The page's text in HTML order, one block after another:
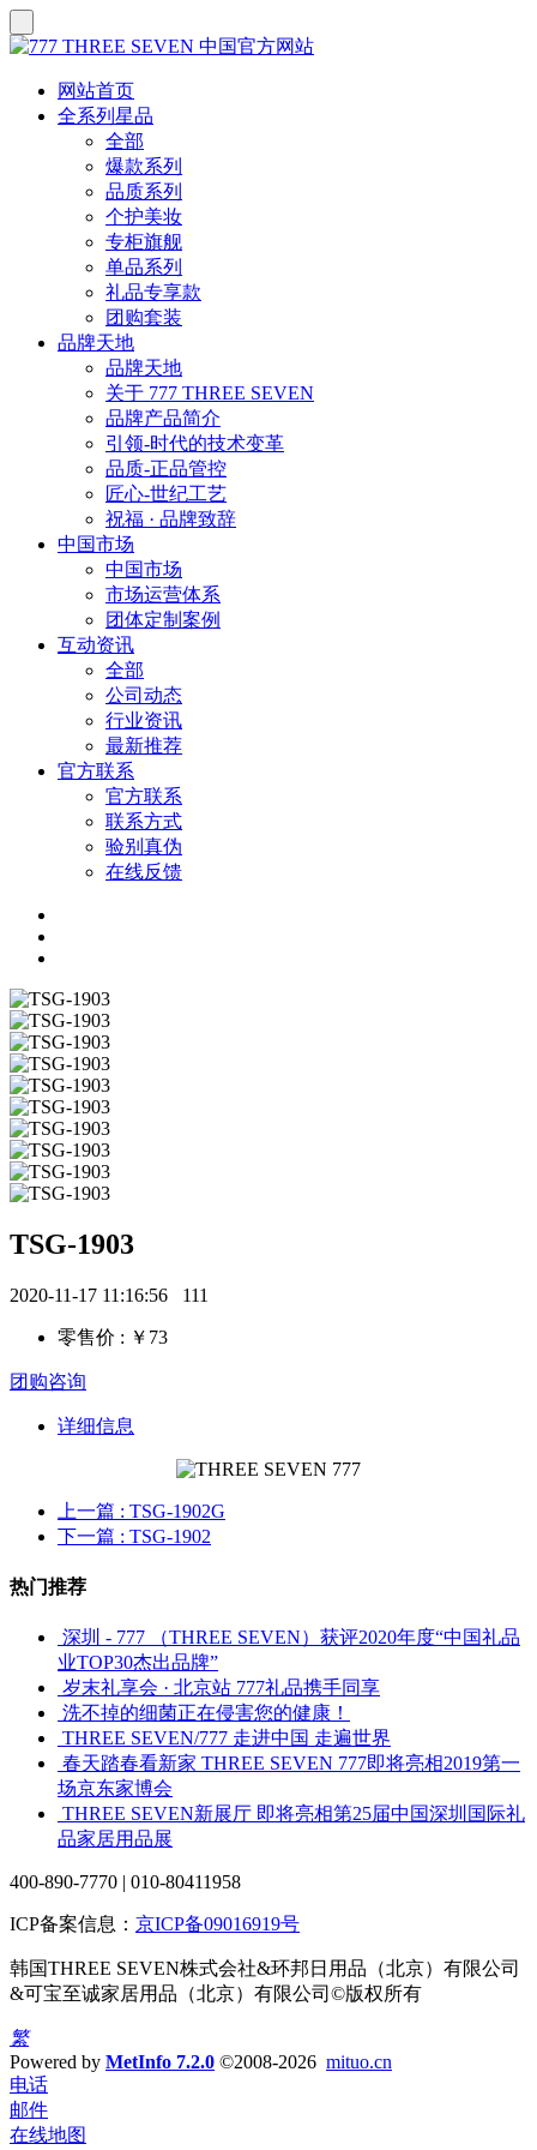
网站首页
全系列星品
全部
爆款系列
品质系列
个护美妆
专柜旗舰
单品系列
礼品专享款
团购套装
品牌天地
品牌天地
关于 777 THREE SEVEN
品牌产品简介
引领-时代的技术变革
品质-正品管控
匠心-世纪工艺
祝福 · 品牌致辞
中国市场
中国市场
市场运营体系
团体定制案例
互动资讯
全部
公司动态
行业资讯
最新推荐
官方联系
官方联系
联系方式
验别真伪
在线反馈
TSG-1903
2020-11-17 11:16:56 111
零售价 : ￥73
团购咨询
详细信息
上一篇 : TSG-1902G
下一篇 : TSG-1902
热门推荐
深圳 - 777 （THREE SEVEN）获评2020年度“中国礼品
业TOP30杰出品牌”
岁末礼享会 · 北京站 777礼品携手同享
洗不掉的细菌正在侵害您的健康！
THREE SEVEN/777 走进中国 走遍世界
春天踏春看新家 THREE SEVEN 777即将亮相2019第一
场京东家博会
THREE SEVEN新展厅 即将亮相第25届中国深圳国际礼
品家居用品展
400-890-7770 | 010-80411958
ICP备案信息： 京ICP备09016919号
韩国THREE SEVEN株式会社&环邦日用品（北京）有限公司
&可宝至诚家居用品（北京）有限公司©版权所有
繁
Powered by MetInfo 7.2.0 ©2008-2026 mituo.cn
电话
邮件
在线地图